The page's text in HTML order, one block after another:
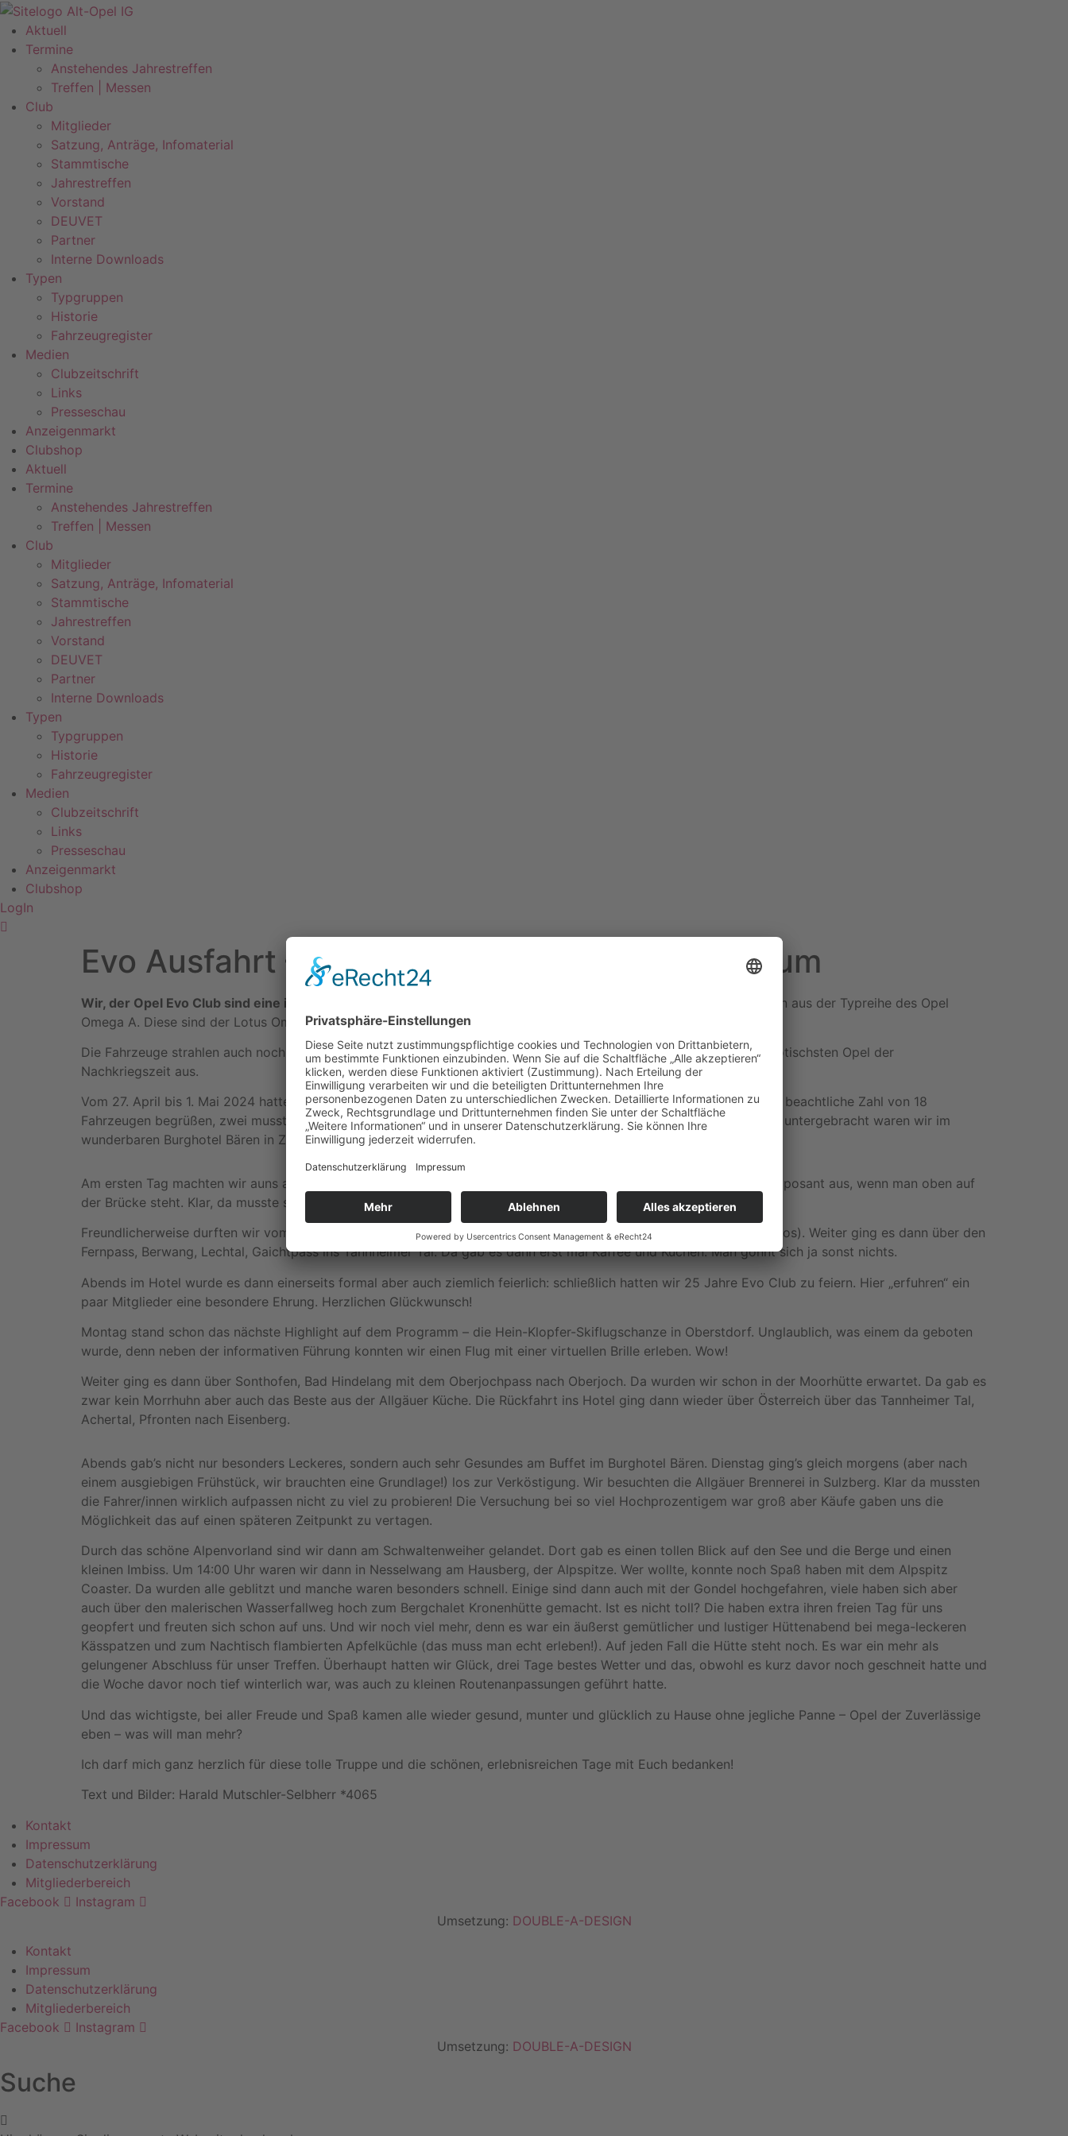
Zum
Inhalt
springen
Aktuell
Termine
Anstehendes Jahrestreffen
Treffen | Messen
Club
Mitglieder
Satzung, Anträge, Infomaterial
Stammtische
Jahrestreffen
Vorstand
DEUVET
Partner
Interne Downloads
Typen
Typgruppen
Historie
Fahrzeugregister
Medien
Clubzeitschrift
Links
Presseschau
Anzeigenmarkt
Clubshop
Aktuell
Termine
Anstehendes Jahrestreffen
Treffen | Messen
Club
Mitglieder
Satzung, Anträge, Infomaterial
Stammtische
Jahrestreffen
Vorstand
DEUVET
Partner
Interne Downloads
Typen
Typgruppen
Historie
Fahrzeugregister
Medien
Clubzeitschrift
Links
Presseschau
Anzeigenmarkt
Clubshop
LogIn
Evo Ausfahrt – Eine Traumausfahrt fürs Jubiläum
Wir, der Opel Evo Club sind eine internationale Gemeinschaft
an Besitzern von außergewöhnlichen Sondermodellen aus der Typreihe des Opel
Omega A. Diese sind der Lotus Omega, der Omega Evolution 500 und der Irmscher Omega 4.0 oder Senator 4.0.
Die Fahrzeuge strahlen auch noch heute eine ungeheure Faszination auf die Betrachter und Fahrer dieser sowohl exotischsten Opel der
Nachkriegszeit aus.
Vom 27. April bis 1. Mai 2024 hatte ich zu unserem Treffen ins schöne Allgäu eingeladen. Insgesamt konnten wir eine beachtliche Zahl von 18
Fahrzeugen begrüßen, zwei mussten aufgrund kleinerer technischer Probleme mit anderen Fahrzeugen kommen und untergebracht waren wir im
wunderbaren Burghotel Bären in Zell (Geheimtipp!).
Am ersten Tag machten wir auns auf zur Highline 179 der längsten Hängebrücke Europas. Das sah schon ziemlich imposant aus, wenn man oben auf
der Brücke steht. Klar, da musste sich der ein oder andere überwinden und gegen Höhenangst ankämpfen.
Freundlicherweise durften wir vom Lokal aus kostenlos auf dem Parkplatz parken (das lag garantiert an unseren Autos). Weiter ging es dann über den
Fernpass, Berwang, Lechtal, Gaichtpass ins Tannheimer Tal. Da gab es dann erst mal Kaffee und Kuchen. Man gönnt sich ja sonst nichts.
Abends im Hotel wurde es dann einerseits formal aber auch ziemlich feierlich: schließlich hatten wir 25 Jahre Evo Club zu feiern. Hier „erfuhren“ ein
paar Mitglieder eine besondere Ehrung. Herzlichen Glückwunsch!
Montag stand schon das nächste Highlight auf dem Programm – die Hein-Klopfer-Skiflugschanze in Oberstdorf. Unglaublich, was einem da geboten
wurde, denn neben der informativen Führung konnten wir einen Flug mit einer virtuellen Brille erleben. Wow!
Weiter ging es dann über Sonthofen, Bad Hindelang mit dem Oberjochpass nach Oberjoch. Da wurden wir schon in der Moorhütte erwartet. Da gab es
zwar kein Morrhuhn aber auch das Beste aus der Allgäuer Küche. Die Rückfahrt ins Hotel ging dann wieder über Österreich über das Tannheimer Tal,
Achertal, Pfronten nach Eisenberg.
Abends gab’s nicht nur besonders Leckeres, sondern auch sehr Gesundes am Buffet im Burghotel Bären. Dienstag ging’s gleich morgens (aber nach
einem ausgiebigen Frühstück, wir brauchten eine Grundlage!) los zur Verköstigung. Wir besuchten die Allgäuer Brennerei in Sulzberg. Klar da mussten
die Fahrer/innen wirklich aufpassen nicht zu viel zu probieren! Die Versuchung bei so viel Hochprozentigem war groß aber Käufe gaben uns die
Möglichkeit das auf einen späteren Zeitpunkt zu vertagen.
Durch das schöne Alpenvorland sind wir dann am Schwaltenweiher gelandet. Dort gab es einen tollen Blick auf den See und die Berge und einen
kleinen Imbiss. Um 14:00 Uhr waren wir dann in Nesselwang am Hausberg, der Alpspitze. Wer wollte, konnte noch Spaß haben mit dem Alpspitz
Coaster. Da wurden alle geblitzt und manche waren besonders schnell. Einige sind dann auch mit der Gondel hochgefahren, viele haben sich aber
auch über den malerischen Wasserfallweg hoch zum Bergchalet Kronenhütte gemacht. Ist es nicht toll? Die haben extra ihren freien Tag für uns
geopfert und freuten sich schon auf uns. Und wir noch viel mehr, denn es war ein äußerst gemütlicher und lustiger Hüttenabend bei mega-leckeren
Kässpatzen und zum Nachtisch flambierten Apfelküchle (das muss man echt erleben!). Auf jeden Fall die Hütte steht noch. Es war ein mehr als
gelungener Abschluss für unser Treffen. Überhaupt hatten wir Glück, drei Tage bestes Wetter und das, obwohl es kurz davor noch geschneit hatte und
die Woche davor noch tief winterlich war, was auch zu kleinen Routenanpassungen geführt hatte.
Und das wichtigste, bei aller Freude und Spaß kamen alle wieder gesund, munter und glücklich zu Hause ohne jegliche Panne – Opel der Zuverlässige
eben – was will man mehr?
Ich darf mich ganz herzlich für diese tolle Truppe und die schönen, erlebnisreichen Tage mit Euch bedanken!
Text und Bilder: Harald Mutschler-Selbherr *4065
Kontakt
Impressum
Datenschutzerklärung
Mitgliederbereich
Facebook
Instagram
Umsetzung: DOUBLE-A-DESIGN
Kontakt
Impressum
Datenschutzerklärung
Mitgliederbereich
Facebook
Instagram
Umsetzung: DOUBLE-A-DESIGN
Suche